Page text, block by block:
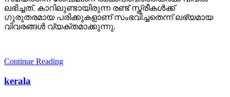
ലഭിച്ചത്. കാറിലുണ്ടായിരുന്ന രണ്ട് സ്ത്രീകള്‍ക്ക്
ഗുരുതരമായ പരിക്കുകളാണ് സംഭവിച്ചതെന്ന് ലഭ്യമായ
വിവരങ്ങള്‍ വ്യക്തമാക്കുന്നു.
Continue Reading
kerala